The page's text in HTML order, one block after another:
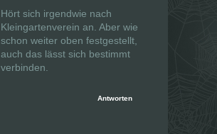
Hört sich irgendwie nach
Kleingartenverein an. Aber wie
schon weiter oben festgestellt,
auch das lässt sich bestimmt
verbinden.
Antworten